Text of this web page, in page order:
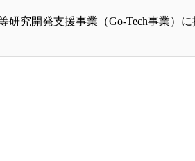
研究開発支援事業（Go-Tech事業）